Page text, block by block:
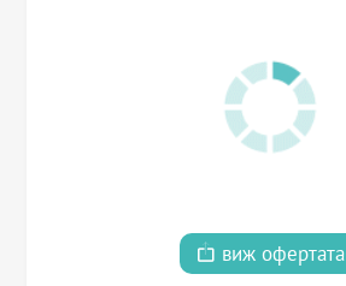
виж офертата